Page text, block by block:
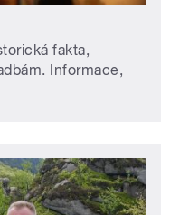
fakta,
Informace,